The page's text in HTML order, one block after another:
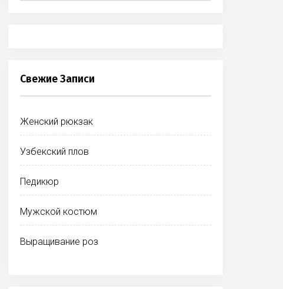
Свежие Записи
Женский рюкзак
Узбекский плов
Педикюр
Мужской костюм
Выращивание роз